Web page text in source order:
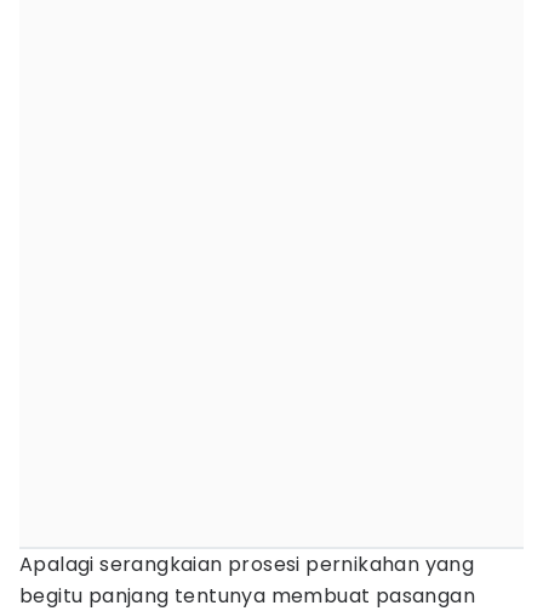
Apalagi serangkaian prosesi pernikahan yang
begitu panjang tentunya membuat pasangan